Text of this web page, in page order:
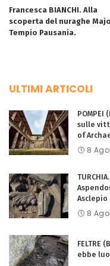
Francesca BIANCHI. Alla
scoperta del nuraghe
Tempio Pausania.
ULTIMI ARTICOLI
sulle
of
8
Asclepio
8
FELTRE
ebbe